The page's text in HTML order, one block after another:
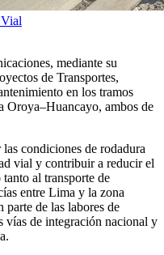
mediante su
de Transportes,
en los tramos
Oroya–Huancayo, ambos de
condiciones de rodadura
vial y contribuir a reducir el
al transporte de
entre Lima y la zona
parte de las labores de
vías de integración nacional y